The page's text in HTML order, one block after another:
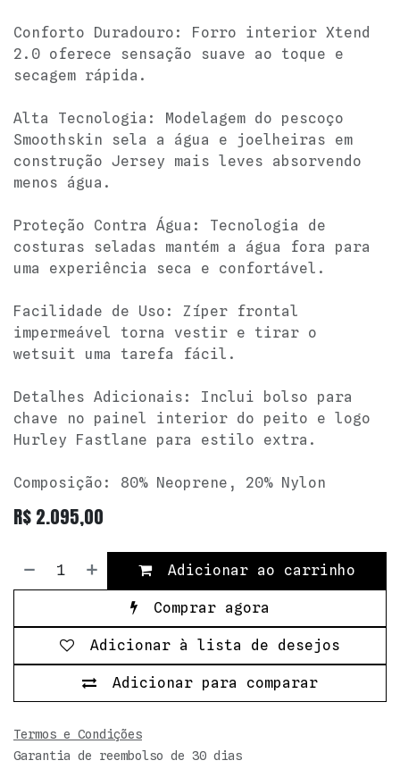
Conforto Duradouro: Forro interior Xtend
2.0 oferece sensação suave ao toque e
secagem rápida.
Alta Tecnologia: Modelagem do pescoço
Smoothskin sela a água e joelheiras em
construção Jersey mais leves absorvendo
menos água.
Proteção Contra Água: Tecnologia de
costuras seladas mantém a água fora para
uma experiência seca e confortável.
Facilidade de Uso: Zíper frontal
impermeável torna vestir e tirar o
wetsuit uma tarefa fácil.
Detalhes Adicionais: Inclui bolso para
chave no painel interior do peito e logo
Hurley Fastlane para estilo extra.
Composição: 80% Neoprene, 20% Nylon
R$2.095,00
Adicionar ao carrinho
Comprar agora
Adicionar para comparar
Adicionar à lista de desejos
Termos e Condições
Garantia de reembolso de 30 dias